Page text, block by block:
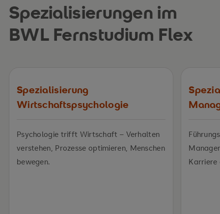
Spezialisierungen im
BWL Fernstudium Flex
Spezialisierung
Wirtschaftspsychologie
Psychologie trifft Wirtschaft – Verhalten
verstehen, Prozesse optimieren, Menschen
bewegen.
Karriere